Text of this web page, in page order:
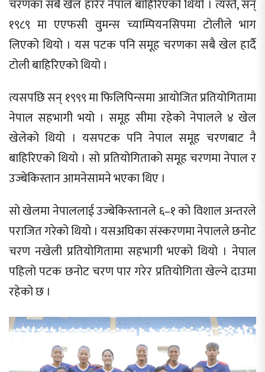
चरणका सबै खेल हारेर नेपाल बाहिरिएको थियो । त्यस्तै, सन्
१९८९ मा एएफसी वुमन्स च्याम्पियनसिपमा टोलीले भाग
लिएको थियो । यस पटक पनि समूह चरणका सबै खेल हार्दै
टोली बाहिरिएको थियो ।
त्यसपछि सन् १९९९ मा फिलिपिन्समा आयोजित प्रतियोगितामा
नेपाल सहभागी भयो । समूह सीमा रहेको नेपालले ४ खेल
खेलेको थियो । यसपटक पनि नेपाल समूह चरणबाट नै
बाहिरिएको थियो । सो प्रतियोगिताको समूह चरणमा नेपाल र
उज्बेकिस्तान आमनेसामने भएका थिए ।
सो खेलमा नेपाललाई उज्बेकिस्तानले ६–१ को विशाल अन्तरले
पराजित गरेको थियो । यसअघिका संस्करणमा नेपालले छनोट
चरण नखेली प्रतियोगितामा सहभागी भएको थियो । नेपाल
पहिलो पटक छनोट चरण पार गरेर प्रतियोगिता खेल्ने दाउमा
रहेको छ ।